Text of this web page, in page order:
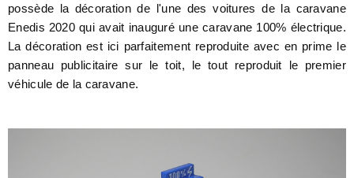
possède la décoration de l'une des voitures de la caravane
Enedis 2020 qui avait inauguré une caravane 100% électrique.
La décoration est ici parfaitement reproduite avec en prime le
panneau publicitaire sur le toit, le tout reproduit le premier
véhicule de la caravane.